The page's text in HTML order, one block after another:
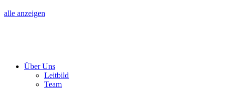
alle anzeigen
Über Uns
Leitbild
Team